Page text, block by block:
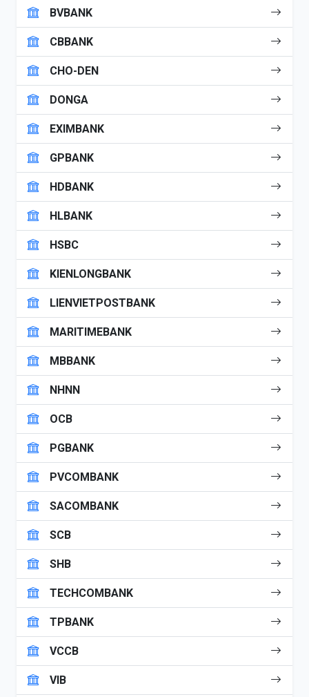
BVBANK
CBBANK
CHO-DEN
DONGA
EXIMBANK
GPBANK
HDBANK
HLBANK
HSBC
KIENLONGBANK
LIENVIETPOSTBANK
MARITIMEBANK
MBBANK
NHNN
OCB
PGBANK
PVCOMBANK
SACOMBANK
SCB
SHB
TECHCOMBANK
TPBANK
VCCB
VIB